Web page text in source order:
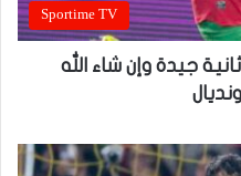
Sportime TV
جيدة وإن شاء الله